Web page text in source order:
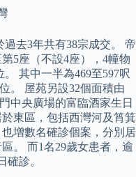
去3年共有38宗成交。 帝
5座（不設4座），4幢物
其中一半為469至597呎
。 屋苑另設32個面積由
中央廣場的富臨酒家生日
東區，包括西灣河及筲箕
增數名確診個案，分別居
。 而1名29歲女患者，逾
確診。